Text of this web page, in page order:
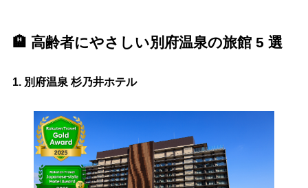
🏨 高齢者にやさしい別府温泉の旅館 5 選
1. 別府温泉 杉乃井ホテル